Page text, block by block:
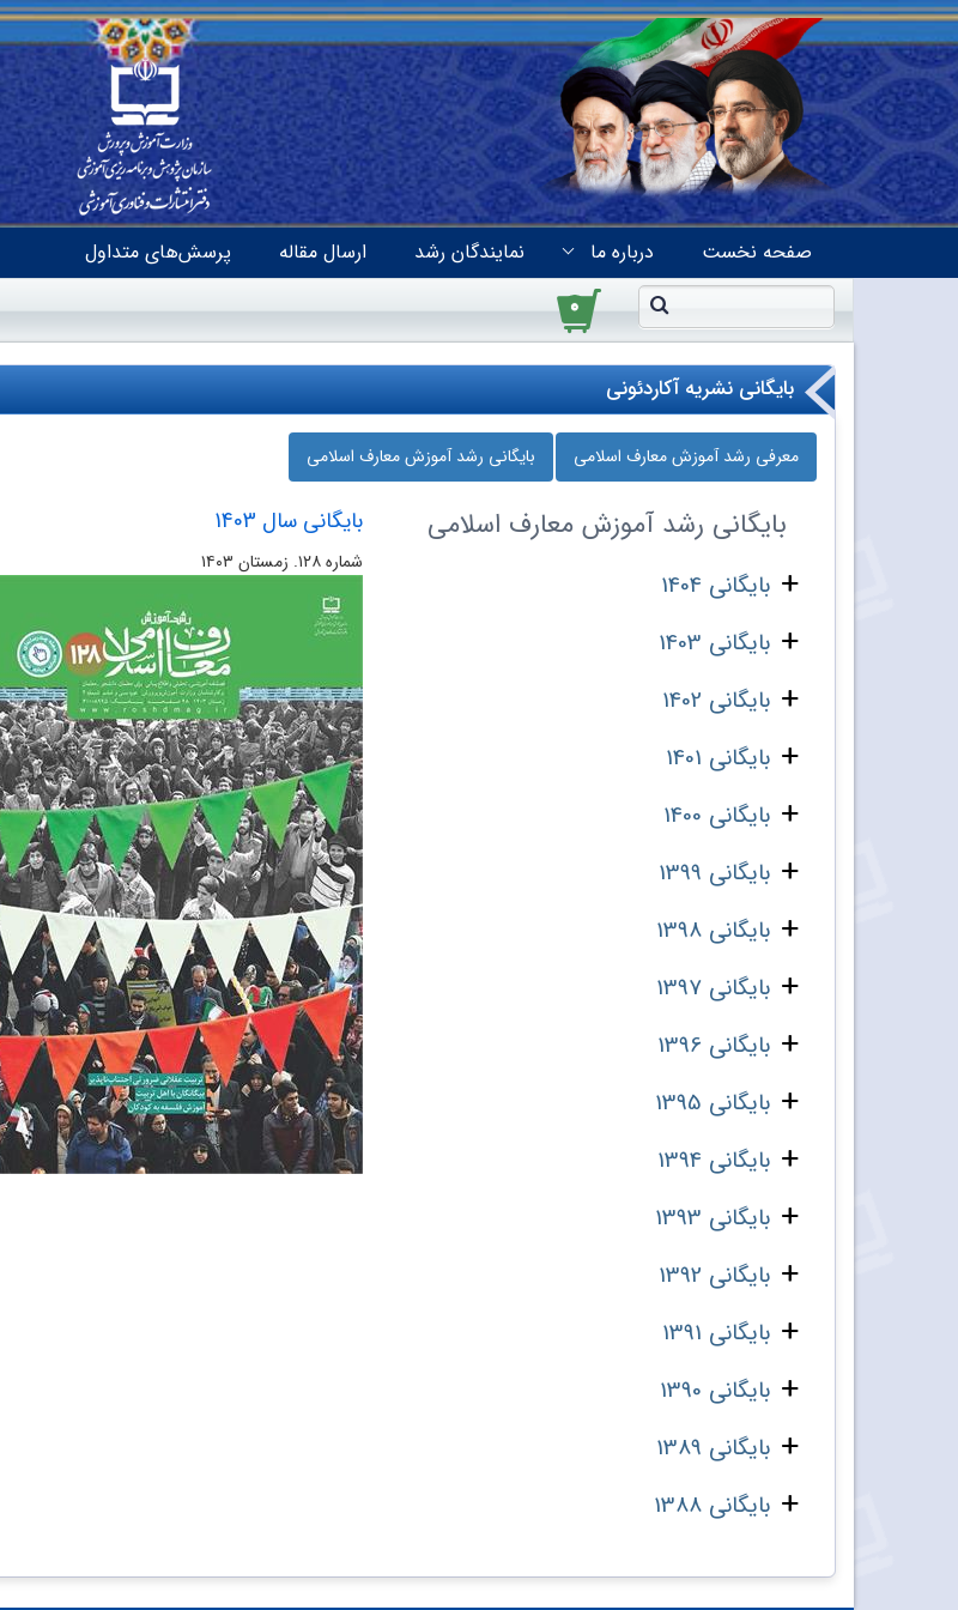
صفحه نخست درباره ما نمایندگان رشد ارسال مقاله پرسش‌های متداول
۰
بایگانی نشریه آکاردئونی
معرفی رشد آموزش معارف اسلامی بایگانی رشد آموزش معارف اسلامی
بایگانی رشد آموزش معارف اسلامی
بایگانی 1404
بایگانی 1403
بایگانی 1402
بایگانی 1401
بایگانی 1400
بایگانی 1399
بایگانی 1398
بایگانی 1397
بایگانی 1396
بایگانی 1395
بایگانی 1394
بایگانی 1393
بایگانی 1392
بایگانی 1391
بایگانی 1390
بایگانی 1389
بایگانی 1388
بایگانی سال 1403
شماره ۱۲۸. زمستان ۱۴۰۳